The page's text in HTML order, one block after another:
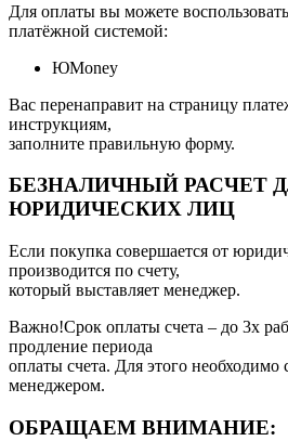
Для оплаты вы можете
платёжной системой:
ЮMoney
Вас перенаправит на страницу
инструкциям,
заполните правильную форму.
БЕЗНАЛИЧНЫЙ РАСЧЕТ
ЮРИДИЧЕСКИХ ЛИЦ
Если покупка совершается от
производится по счету,
который выставляет менеджер.
Важно!Срок оплаты счета – до 3х
продление периода
оплаты счета. Для этого необходимо
менеджером.
ОБРАЩАЕМ ВНИМАНИЕ: